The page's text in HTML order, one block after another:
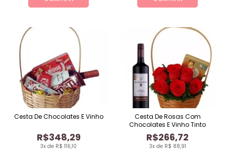
3x de R$ 116,10
R$348,29
Cesta De Chocolates E Vinho
3x de R$ 88,91
R$266,72
Cesta De Rosas Com
Chocolates E Vinho Tinto